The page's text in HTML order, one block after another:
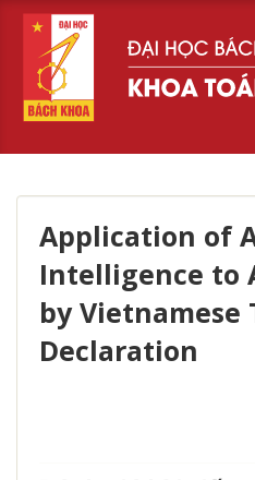
Application of
Intelligence to
by Vietnamese
Declaration